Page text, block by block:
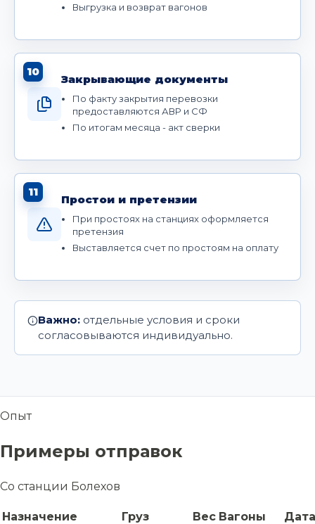
Выгрузка и возврат вагонов
10
Закрывающие документы
По факту закрытия перевозки
предоставляются АВР и СФ
По итогам месяца - акт сверки
11
Простои и претензии
При простоях на станциях оформляется
претензия
Выставляется счет по простоям на оплату
Важно: отдельные условия и сроки
согласовываются индивидуально.
Опыт
Примеры отправок
Со станции Болехов
Назначение Груз Вес Вагоны
Дата